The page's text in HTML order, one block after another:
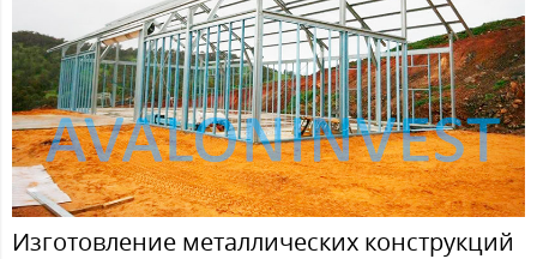
Изготовление металлических конструкций